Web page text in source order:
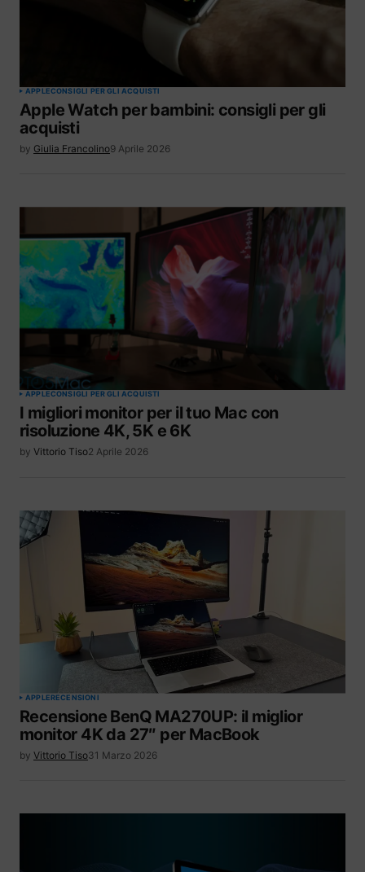
APPLECONSIGLI PER GLI ACQUISTI
Apple Watch per bambini: consigli per gli
acquisti
by Giulia Francolino9 Aprile 2026
APPLECONSIGLI PER GLI ACQUISTI
I migliori monitor per il tuo Mac con
risoluzione 4K, 5K e 6K
by Vittorio Tiso2 Aprile 2026
APPLERECENSIONI
Recensione BenQ MA270UP: il miglior
monitor 4K da 27″ per MacBook
by Vittorio Tiso31 Marzo 2026